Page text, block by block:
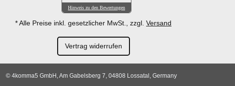
Hinweis zu den Bewertungen
* Alle Preise inkl. gesetzlicher MwSt., zzgl. Versand
Vertrag widerrufen
© 4komma5 GmbH, Am Gabelsberg 7, 04808 Lossatal, Germany